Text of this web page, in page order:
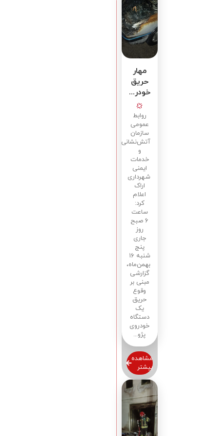
مهار
حریق
خودروی
پژو
۴۰۵
در
خیابان
رودکی
روابط
عمومی
سازمان
آتش‌نشانی
و
خدمات
ایمنی
شهرداری
اراک
اعلام
کرد:
ساعت
۶ صبح
روز
جاری
پنج
شنبه ۱۶
بهمن‌ماه،
گزارشی
مبنی بر
وقوع
حریق
یک
دستگاه
خودروی
پژو...
مشاهده
بیشتر